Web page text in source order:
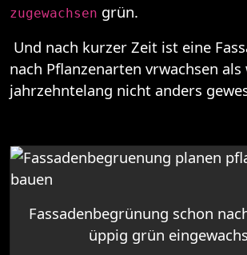
zugewachsen grün.
Und nach kurzer Zeit ist eine
nach Pflanzenarten vrwachsen als
jahrzehntelang nicht anders
Fassadenbegrünung schon
üppig grün